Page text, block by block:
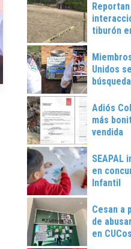
tiburón
Unidos
Adiós
más
vendida
SEAPAL
en
Infantil
Cesan a
de
en